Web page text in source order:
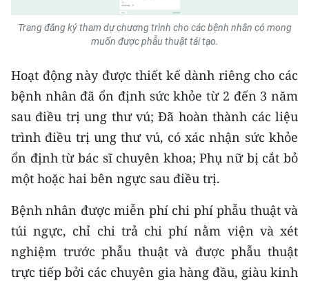
Trang đăng ký tham dự chương trình cho các bệnh nhân có mong
muốn được phẫu thuật tái tạo.
Hoạt động này được thiết kế dành riêng cho các
bệnh nhân đã ổn định sức khỏe từ 2 đến 3 năm
sau điều trị ung thư vú; Đã hoàn thành các liệu
trình điều trị ung thư vú, có xác nhận sức khỏe
ổn định từ bác sĩ chuyên khoa; Phụ nữ bị cắt bỏ
một hoặc hai bên ngực sau điều trị.
Bệnh nhân được miễn phí chi phí phẫu thuật và
túi ngực, chỉ chi trả chi phí nằm viện và xét
nghiệm trước phẫu thuật và được phẫu thuật
trực tiếp bởi các chuyên gia hàng đầu, giàu kinh